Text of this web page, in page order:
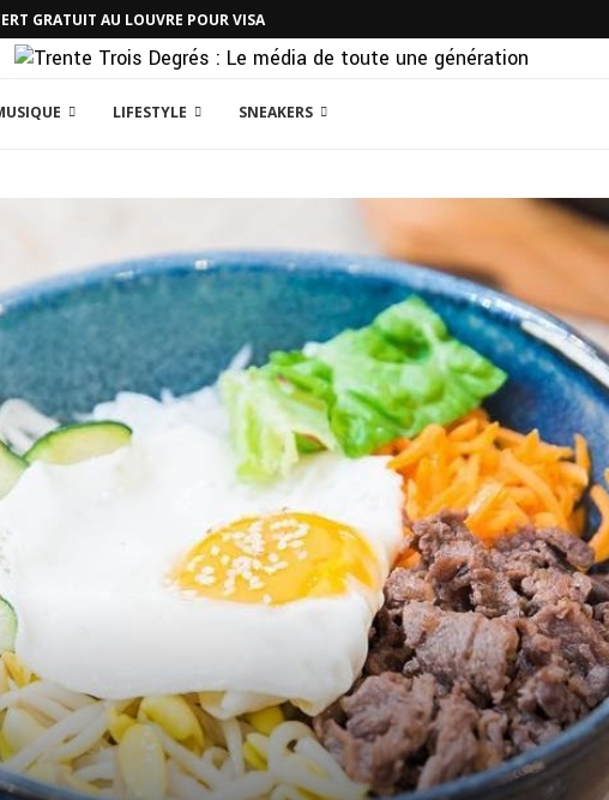
GRATUIT AU LOUVRE POUR VISA
LIFESTYLE SNEAKERS